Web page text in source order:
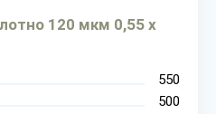
120 мкм 0,55 х
550
500